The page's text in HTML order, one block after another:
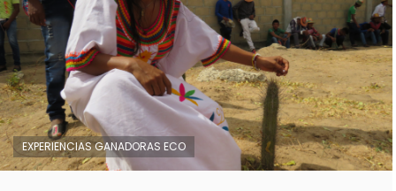
EXPERIENCIAS GANADORAS ECO